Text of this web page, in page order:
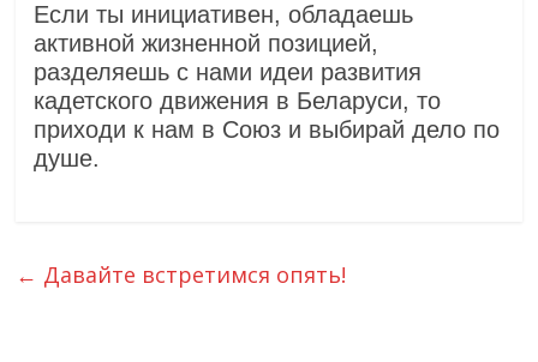
Если ты инициативен, обладаешь
активной жизненной позицией,
разделяешь с нами идеи развития
кадетского движения в Беларуси, то
приходи к нам в Союз и выбирай дело по
душе.
← Давайте встретимся опять!